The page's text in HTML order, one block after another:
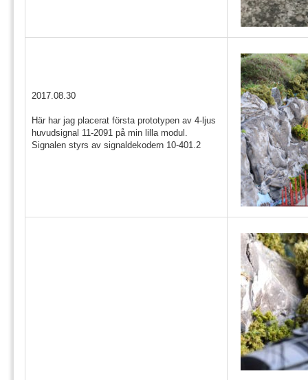
2017.08.30
Här har jag placerat första prototypen av 4-ljus
huvudsignal 11-2091 på min lilla modul.
Signalen styrs av signaldekodern 10-401.2